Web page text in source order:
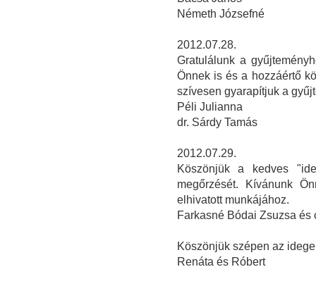
Németh Józsefné
2012.07.28.
Gratulálunk a
Önnek is és a hozzáértő
szívesen gyarapítjuk a
Péli Julianna
dr. Sárdy Tamás
2012.07.29.
Köszönjük a kedves
megőrzését. Kívánunk
elhivatott munkájához.
Farkasné Bódai Zsuzsa és
Köszönjük szépen az
Renáta és Róbert